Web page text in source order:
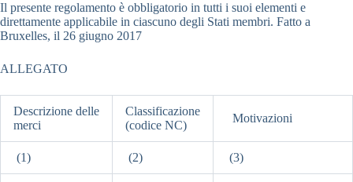
Il presente regolamento è obbligatorio in tutti i suoi elementi e
direttamente applicabile in ciascuno degli Stati membri. Fatto a
Bruxelles, il 26 giugno 2017
ALLEGATO
Descrizione delle
merci
Classificazione
(codice NC)
Motivazioni
(1) (2) (3)